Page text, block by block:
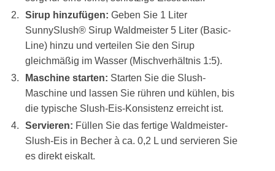
Sirup hinzufügen: Geben Sie 1 Liter
SunnySlush® Sirup Waldmeister 5 Liter (Basic-
Line) hinzu und verteilen Sie den Sirup
gleichmäßig im Wasser (Mischverhältnis 1:5).
Maschine starten: Starten Sie die Slush-
Maschine und lassen Sie rühren und kühlen, bis
die typische Slush-Eis-Konsistenz erreicht ist.
Servieren: Füllen Sie das fertige Waldmeister-
Slush-Eis in Becher à ca. 0,2 L und servieren Sie
es direkt eiskalt.